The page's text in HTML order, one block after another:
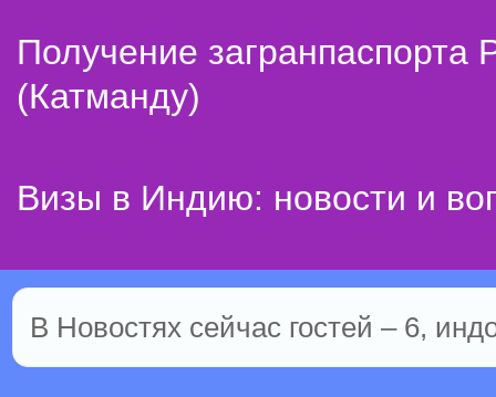
Получение
(Катманду)
Визы в Индию: новости и
В Новостях сейчас гостей – 6,